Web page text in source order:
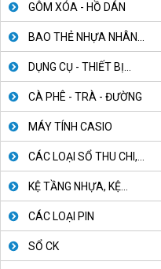
GÔM XÓA - HỒ DÁN
BAO THẺ NHỰA NHÂN...
DỤNG CỤ - THIẾT BỊ...
CÀ PHÊ - TRÀ - ĐƯỜNG
MÁY TÍNH CASIO
CÁC LOẠI SỔ THU CHI,...
KỆ TẦNG NHỰA, KỆ...
CÁC LOẠI PIN
SỔ CK